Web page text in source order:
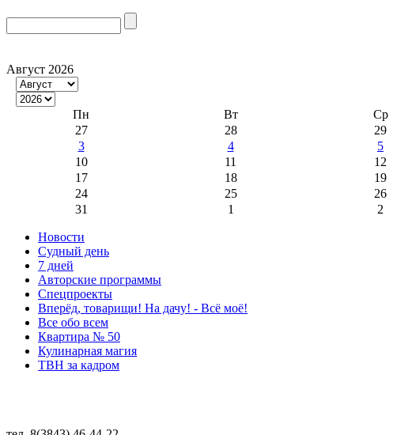
Август 2026
Пн Вт Ср
27
28 29
3
4 5
10
11 12
17
18 19
24
25 26
31
1 2
Новости
Судный день
7 дней
Авторские программы
Спецпроекты
Вперёд, товарищи! На дачу! - Всё моё!
Все обо всем
Квартира № 50
Кулинарная магия
ТВН за кадром